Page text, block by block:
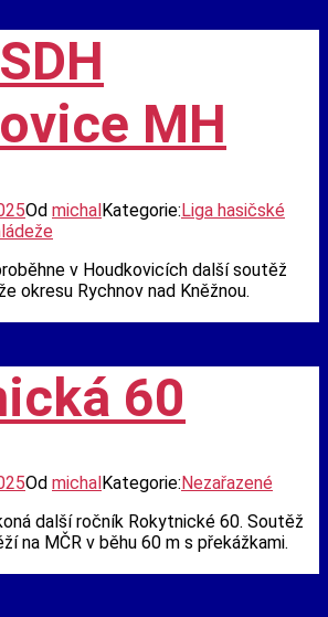
MH
Od michalKategorie:Liga hasičské
v Houdkovicích další soutěž
okresu Rychnov nad Kněžnou.
60
Od michal Kategorie: Nezařazené
další ročník Rokytnické 60. Soutěž
na MČR v běhu 60 m s překážkami.